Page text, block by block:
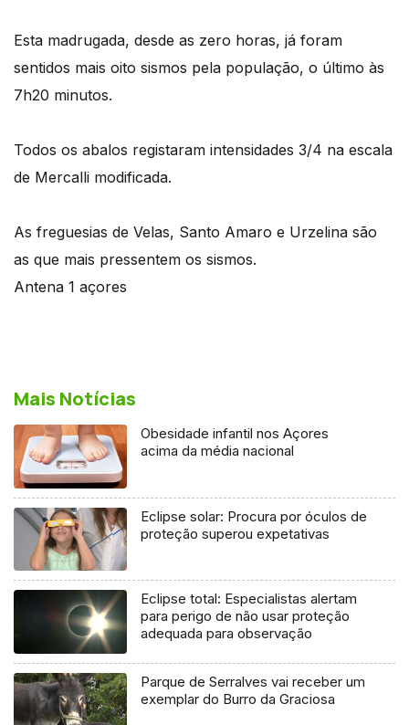
Esta madrugada, desde as zero horas, já foram
sentidos mais oito sismos pela população, o último às
7h20 minutos.
Todos os abalos registaram intensidades 3/4 na escala
de Mercalli modificada.
As freguesias de Velas, Santo Amaro e Urzelina são
as que mais pressentem os sismos.
Antena 1 açores
Mais Notícias
Obesidade infantil nos Açores
acima da média nacional
Eclipse solar: Procura por óculos de
proteção superou expetativas
Eclipse total: Especialistas alertam
para perigo de não usar proteção
adequada para observação
Parque de Serralves vai receber um
exemplar do Burro da Graciosa